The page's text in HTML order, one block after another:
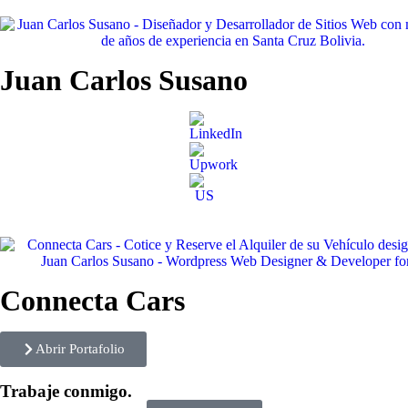
Juan Carlos Susano
Connecta Cars
Abrir Portafolio
Trabaje conmigo.